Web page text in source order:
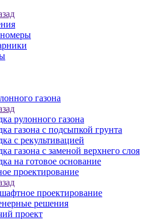
газона
рулонного газона
газона с подсыпкой грунта
с рекультивацией
газона с заменой верхнего слоя
на готовое основание
проектирование
проектирование
решения
проект